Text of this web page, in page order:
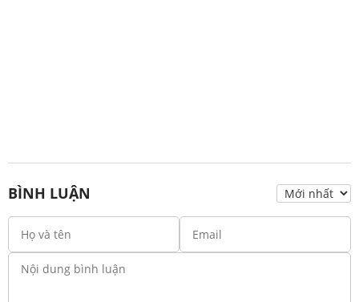
BÌNH LUẬN